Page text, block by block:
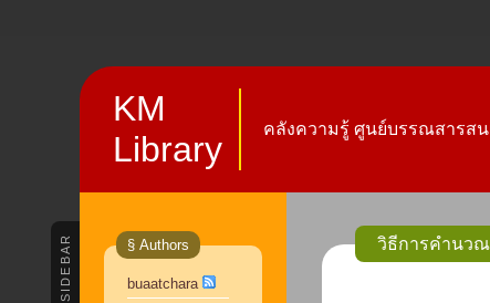
KM
Library
คลังความรู้ ศูนย์บรรณสารสน
SIDEBAR § Authors
buaatchara
วิธีการคำนวณ